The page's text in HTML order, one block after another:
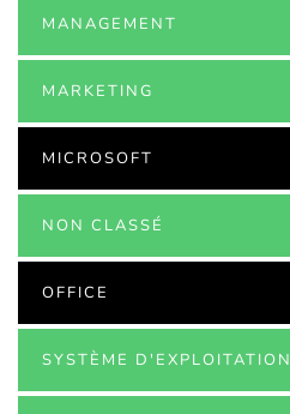
MANAGEMENT
MARKETING
MICROSOFT
NON CLASSÉ
OFFICE
SYSTÈME D'EXPLOITATION